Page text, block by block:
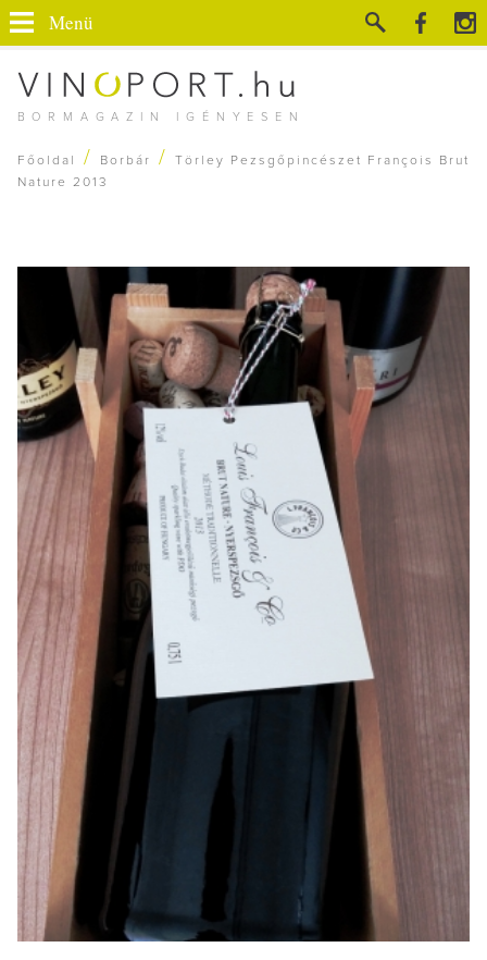
BORMAGAZIN IGÉNYESEN
Menü
Főoldal / Borbár /
Törley Pezsgőpincészet François Brut
Nature 2013